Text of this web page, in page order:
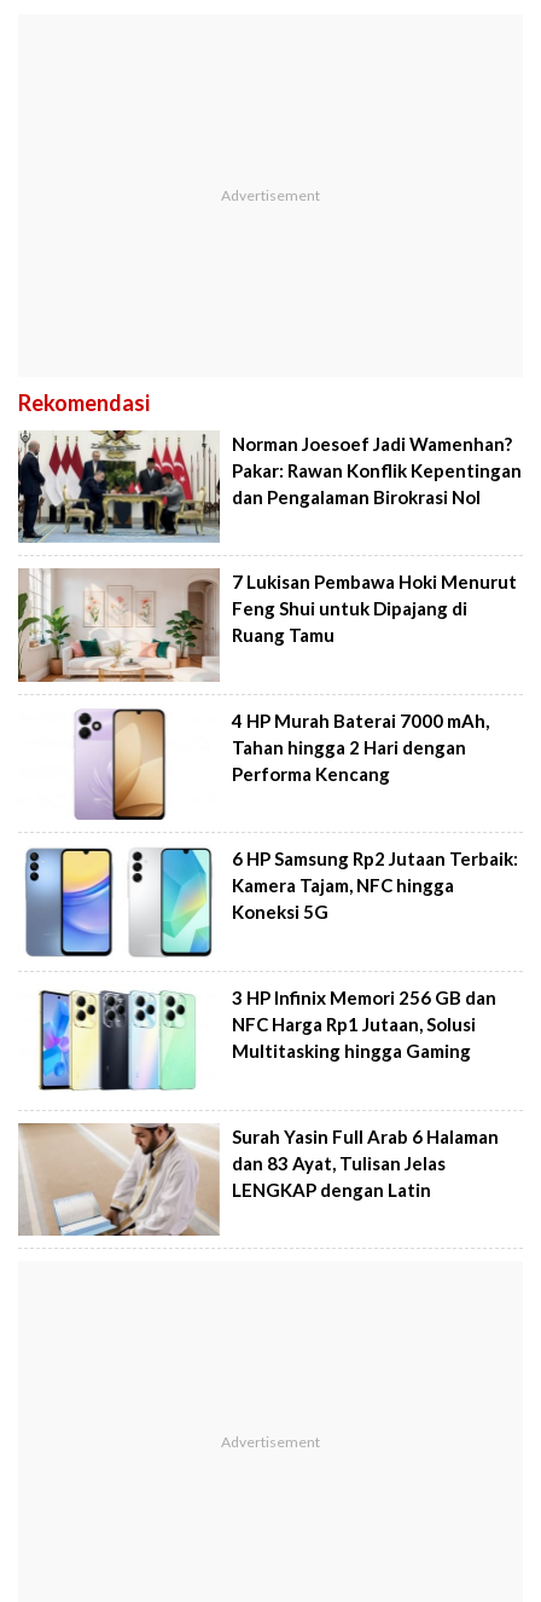
Rekomendasi
Norman Joesoef Jadi Wamenhan?
Pakar: Rawan Konflik Kepentingan
dan Pengalaman Birokrasi Nol
7 Lukisan Pembawa Hoki Menurut
Feng Shui untuk Dipajang di
Ruang Tamu
4 HP Murah Baterai 7000 mAh,
Tahan hingga 2 Hari dengan
Performa Kencang
6 HP Samsung Rp2 Jutaan Terbaik:
Kamera Tajam, NFC hingga
Koneksi 5G
3 HP Infinix Memori 256 GB dan
NFC Harga Rp1 Jutaan, Solusi
Multitasking hingga Gaming
Surah Yasin Full Arab 6 Halaman
dan 83 Ayat, Tulisan Jelas
LENGKAP dengan Latin